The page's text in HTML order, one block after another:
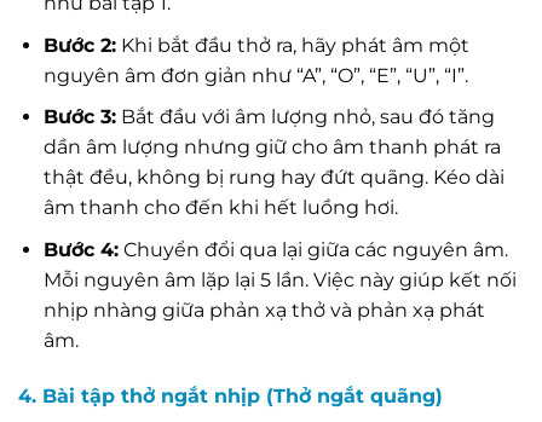
Bước 2:Khi bắt đầu thở ra, hãy phát âm một
nguyên âm đơn giản như “A”, “O”, “E”, “U”, “I”.
Bước 3:Bắt đầu với âm lượng nhỏ, sau đó tăng
dần âm lượng nhưng giữ cho âm thanh phát ra
thật đều, không bị rung hay đứt quãng. Kéo dài
âm thanh cho đến khi hết luồng hơi.
Bước 4:Chuyển đổi qua lại giữa các nguyên âm.
Mỗi nguyên âm lặp lại 5 lần. Việc này giúp kết nối
nhịp nhàng giữa phản xạ thở và phản xạ phát
âm.
4. Bài tập thở ngắt nhịp (Thở ngắt quãng)